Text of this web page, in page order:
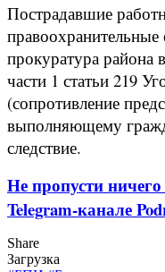
Пострадавшие
прокуратура района
части 1 статьи 219
(сопротивление
выполняющему
следствие.
Не пропусти
Telegram-канале
Share
Загрузка